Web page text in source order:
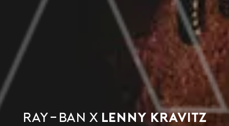
Ray-Ban x Lenny Kravitz